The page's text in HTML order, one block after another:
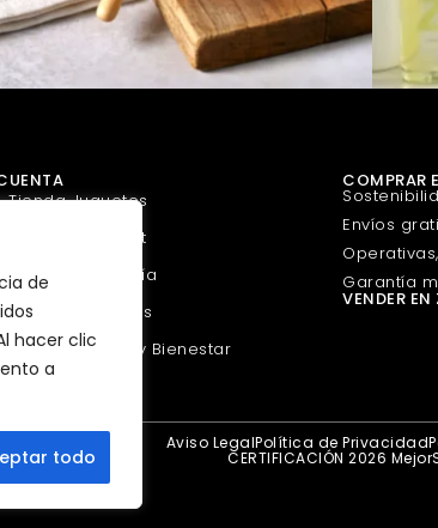
de
hacer clic
a
todo
Tienda Juguetes
Tienda Gourmet
Tienda Droguería
Tienda Mascotas
Tienda Belleza y Bienestar
COMPRAR
Envíos
Garantía
VENDER EN
Aviso LegalPolítica de Privacidad
CERTIFICACIÓN 2026